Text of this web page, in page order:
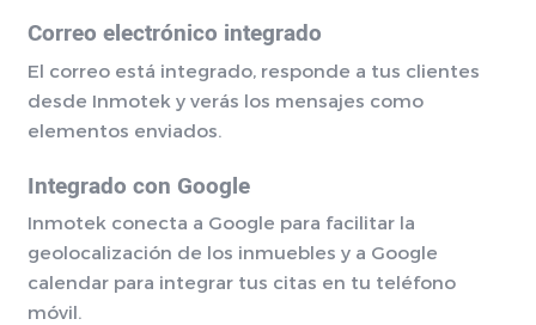
Correo electrónico integrado
El correo está integrado, responde a tus clientes
desde Inmotek y verás los mensajes como
elementos enviados.
Integrado con Google
Inmotek conecta a Google para facilitar la
geolocalización de los inmuebles y a Google
calendar para integrar tus citas en tu teléfono
móvil.